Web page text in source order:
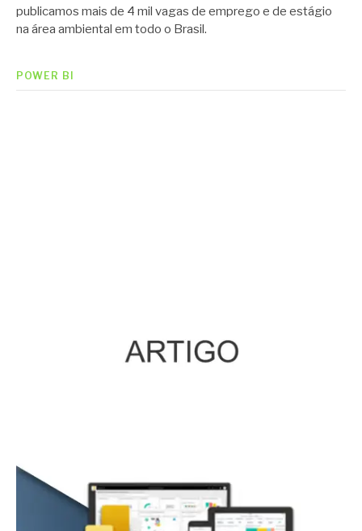
publicamos mais de 4 mil vagas de emprego e de estágio
na área ambiental em todo o Brasil.
POWER BI